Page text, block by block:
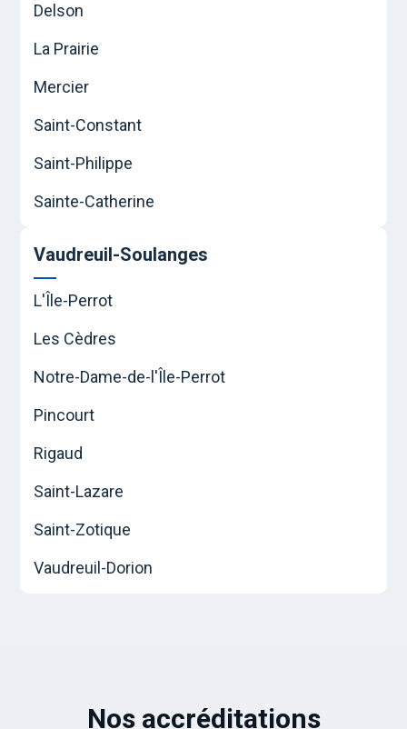
Delson
La Prairie
Mercier
Saint-Constant
Saint-Philippe
Sainte-Catherine
Vaudreuil-Soulanges
L'Île-Perrot
Les Cèdres
Notre-Dame-de-l'Île-Perrot
Pincourt
Rigaud
Saint-Lazare
Saint-Zotique
Vaudreuil-Dorion
Nos accréditations